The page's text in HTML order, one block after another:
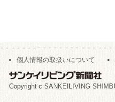
個人情報の取扱いについて
Copyright c SANKEILIVING